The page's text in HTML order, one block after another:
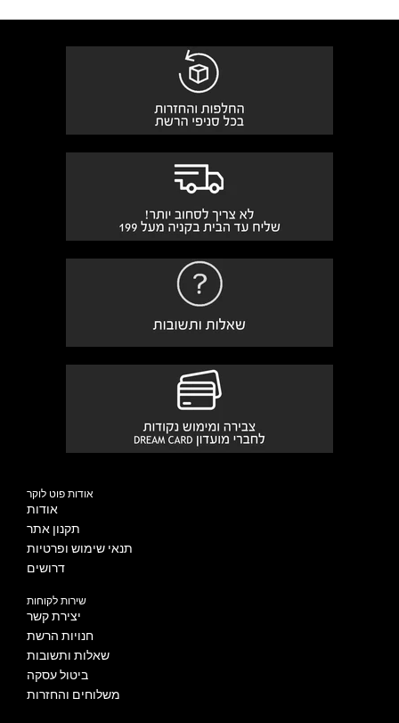
אודות פוט לוקר
אודות
תקנון אתר
תנאי שימוש ופרטיות
דרושים
שירות לקוחות
יצירת קשר
חנויות הרשת
שאלות ותשובות
ביטול עסקה
משלוחים והחזרות